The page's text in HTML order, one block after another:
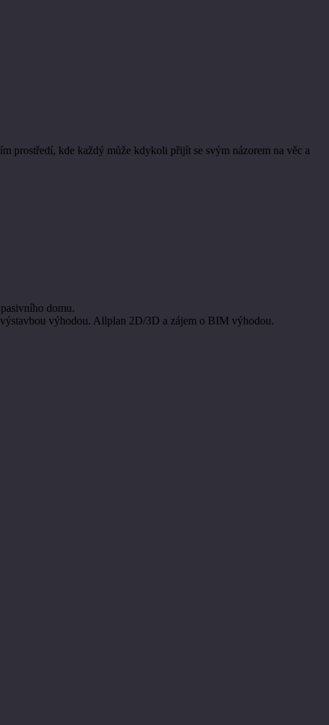
prostředí, kde každý může kdykoli přijít se svým názorem na věc a
domu.
výhodou. Allplan 2D/3D a zájem o BIM výhodou.